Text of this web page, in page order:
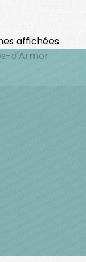
affichées